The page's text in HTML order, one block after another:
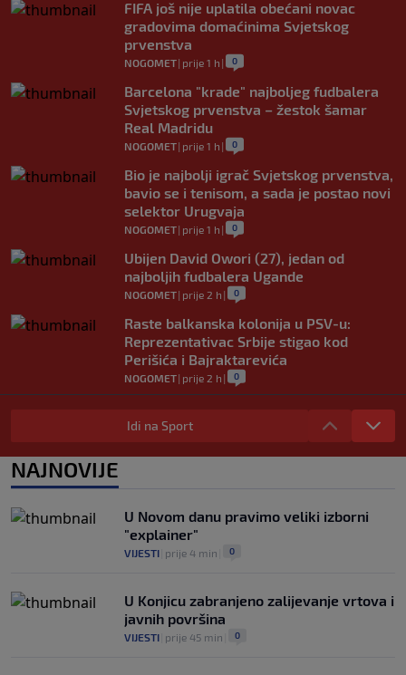
FIFA još nije uplatila obećani novac
gradovima domaćinima Svjetskog
prvenstva
NOGOMET| prije 1 h | 0
Barcelona "krade" najboljeg fudbalera
Svjetskog prvenstva – žestok šamar
Real Madridu
NOGOMET| prije 1 h | 0
Bio je najbolji igrač Svjetskog prvenstva,
bavio se i tenisom, a sada je postao novi
selektor Urugvaja
NOGOMET| prije 1 h | 0
Ubijen David Owori (27), jedan od
najboljih fudbalera Ugande
NOGOMET| prije 2 h | 0
Raste balkanska kolonija u PSV-u:
Reprezentativac Srbije stigao kod
Perišića i Bajraktarevića
NOGOMET| prije 2 h | 0
Real Madrid je oborio rekord!
Talentovani ofanzivac za 135 miliona
eura stigao na Santiago Bernabeu
0
ovogodišnjeg Mundijala obilježavati kao
nacionalni praznik
NOGOMET
Idi na Sport
NAJNOVIJE
U Novom danu pravimo veliki izborni
"explainer"
VIJESTI prije 4 min 0
U Konjicu zabranjeno zalijevanje vrtova i
javnih površina
VIJESTI prije 45 min 0